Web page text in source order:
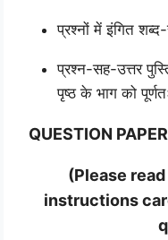
प्रश्नों में इंगित
प्रश्न-सह-उत्तर
पृष्ठ के भाग को
QUESTION
(Please
instructions